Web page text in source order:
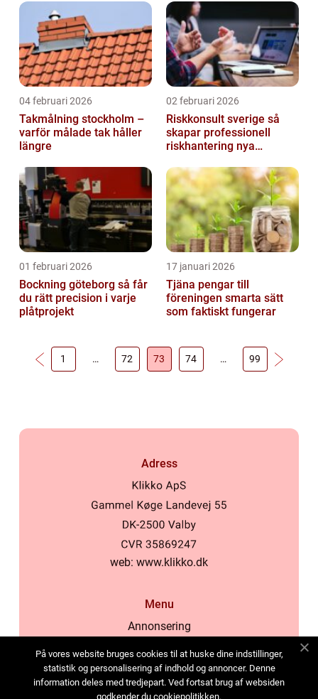
04 februari 2026
Takmålning stockholm –
varför målade tak håller
längre
02 februari 2026
Riskkonsult sverige så
skapar professionell
riskhantering nya
01 februari 2026
Bockning göteborg så får
du rätt precision i varje
plåtprojekt
17 januari 2026
Tjäna pengar till
föreningen smarta sätt
som faktiskt fungerar
1 … 72 73 74 … 99
Adress
web: www.klikko.dk
Menu
Annonsering
Cookies
Kontakta oss
På vores website bruges cookies til at huske dine indstillinger,
statistik og personalisering af indhold og annoncer. Denne
information deles med tredjepart. Ved fortsat brug af websiden
godkender du cookiepolitikken.